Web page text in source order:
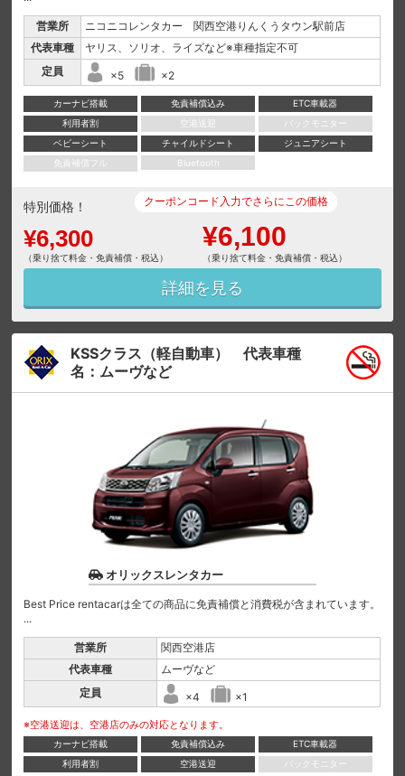
営業所
ニコニコレンタカー 関西空港りんくうタウン駅前店
代表車種
ヤリス、ソリオ、ライズなど※車種指定不可
定員
×5 ×2
カーナビ搭載 免責補償込み
ETC車載器
利用者割
空港送迎
バックモニター
ベビーシート
チャイルドシート
ジュニアシート
免責補償フル
Bluetooth
特別価格！
¥6,300
（乗り捨て料金・免責補償・税込）
クーポンコード入力でさらにこの価格
¥6,100
（乗り捨て料金・免責補償・税込）
詳細を見る
KSSクラス（軽自動車） 代表車種
名：ムーヴなど
オリックスレンタカー
Best Price rentacarは全ての商品に免責補償と消費税が含まれています。
...
営業所
関西空港店
代表車種
ムーヴなど
定員
×4 ×1
※空港送迎は、空港店のみの対応となります。
カーナビ搭載 免責補償込み
ETC車載器
利用者割
空港送迎
バックモニター